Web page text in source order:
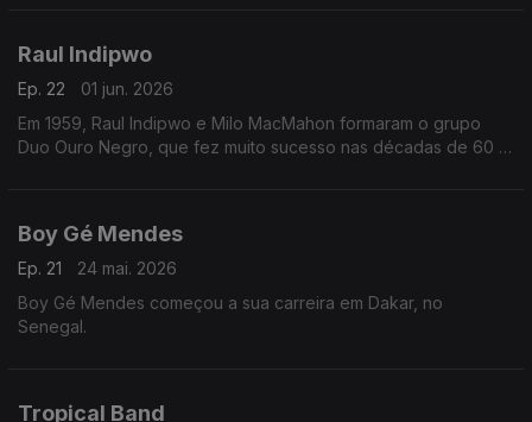
Raul Indipwo
Ep. 22
01 jun. 2026
Em 1959, Raul Indipwo e Milo MacMahon formaram o grupo
Duo Ouro Negro, que fez muito sucesso nas décadas de 60 e
Boy Gé Mendes
Ep. 21
24 mai. 2026
Boy Gé Mendes começou a sua carreira em Dakar, no
Senegal.
Tropical Band